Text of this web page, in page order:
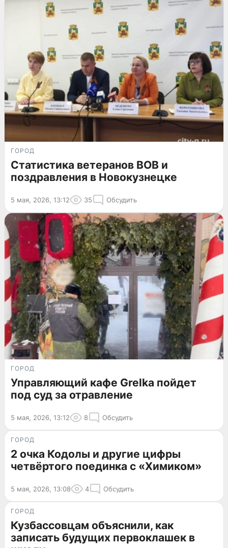
ГОРОД
Статистика ветеранов ВОВ и
поздравления в Новокузнецке
5 мая, 2026, 13:12 35 Обсудить
ГОРОД
Управляющий кафе Grelka пойдет
под суд за отравление
5 мая, 2026, 13:12 8 Обсудить
ГОРОД
2 очка Кодолы и другие цифры
четвёртого поединка с «Химиком»
5 мая, 2026, 13:08 4 Обсудить
ГОРОД
Кузбассовцам объяснили, как
записать будущих первоклашек в